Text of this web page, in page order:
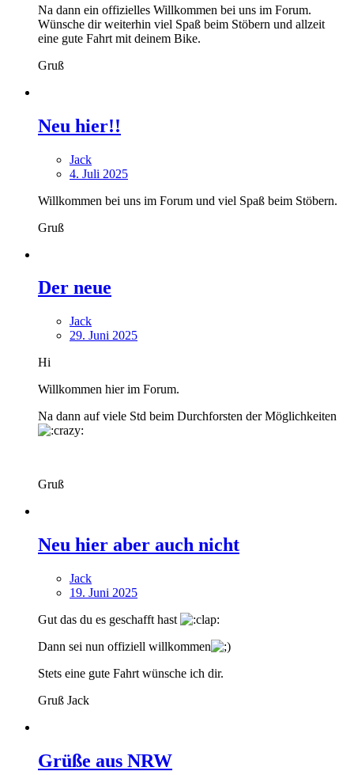
Na dann ein offizielles Willkommen bei uns im Forum.
Wünsche dir weiterhin viel Spaß beim Stöbern und allzeit
eine gute Fahrt mit deinem Bike.
Gruß
Neu hier!!
Jack
4. Juli 2025
Willkommen bei uns im Forum und viel Spaß beim Stöbern.
Gruß
Der neue
Jack
29. Juni 2025
Hi
Willkommen hier im Forum.
Na dann auf viele Std beim Durchforsten der Möglichkeiten
Gruß
Neu hier aber auch nicht
Jack
19. Juni 2025
Gut das du es geschafft hast
Dann sei nun offiziell willkommen
Stets eine gute Fahrt wünsche ich dir.
Gruß Jack
Grüße aus NRW